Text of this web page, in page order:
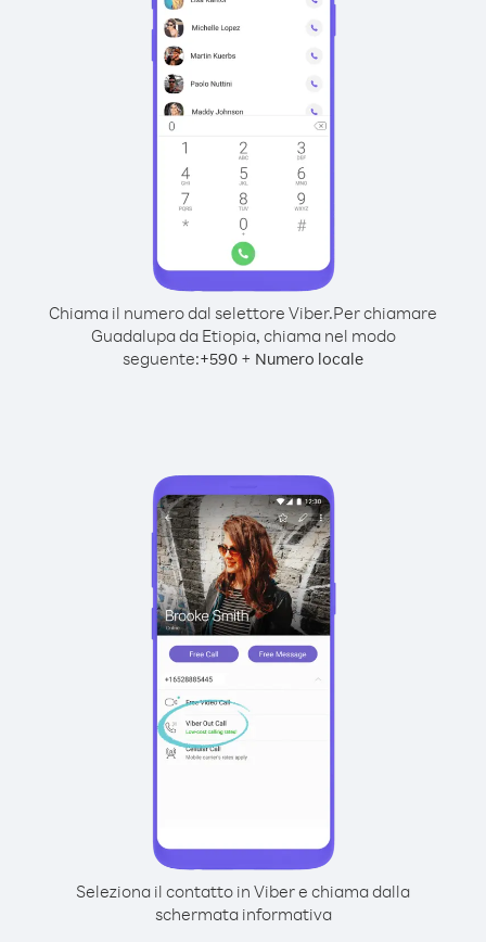
Chiama il numero dal selettore Viber.Per chiamare
Guadalupa da Etiopia, chiama nel modo
seguente:+590 + Numero locale
Seleziona il contatto in Viber e chiama dalla
schermata informativa